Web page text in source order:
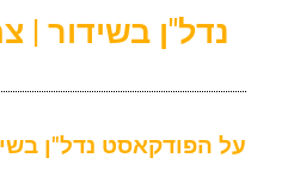
נדל"ן בשידור |
על הפודקאסט נדל"ן